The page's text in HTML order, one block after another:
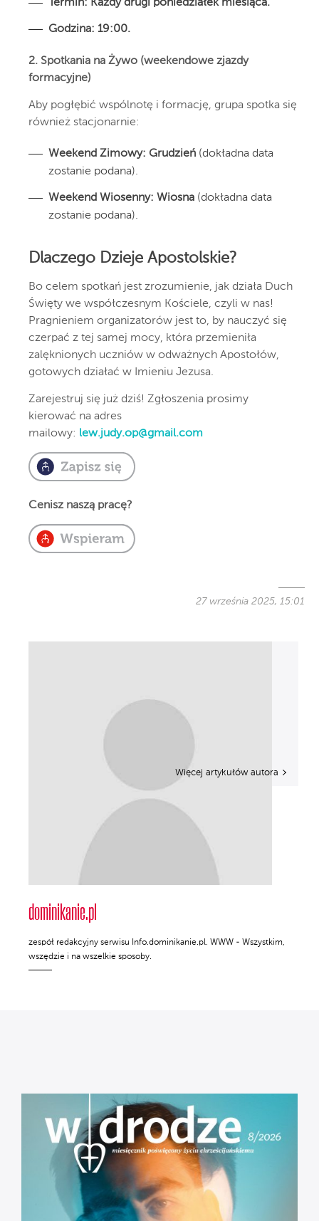
Termin: Każdy drugi poniedziałek miesiąca.
Godzina: 19:00.
2. Spotkania na Żywo (weekendowe zjazdy
formacyjne)
Aby pogłębić wspólnotę i formację, grupa spotka się
również stacjonarnie:
Weekend Zimowy: Grudzień (dokładna data
zostanie podana).
Weekend Wiosenny: Wiosna (dokładna data
zostanie podana).
Dlaczego Dzieje Apostolskie?
Bo celem spotkań jest zrozumienie, jak działa Duch
Święty we współczesnym Kościele, czyli w nas!
Pragnieniem organizatorów jest to, by nauczyć się
czerpać z tej samej mocy, która przemieniła
zalęknionych uczniów w odważnych Apostołów,
gotowych działać w Imieniu Jezusa.
Zarejestruj się już dziś! Zgłoszenia prosimy
kierować na adres
mailowy: lew.judy.op@gmail.com
Cenisz naszą pracę?
27 września 2025, 15:01
dominikanie.pl
zespół redakcyjny serwisu Info.dominikanie.pl. WWW - Wszystkim,
wszędzie i na wszelkie sposoby.
Więcej artykułów autora